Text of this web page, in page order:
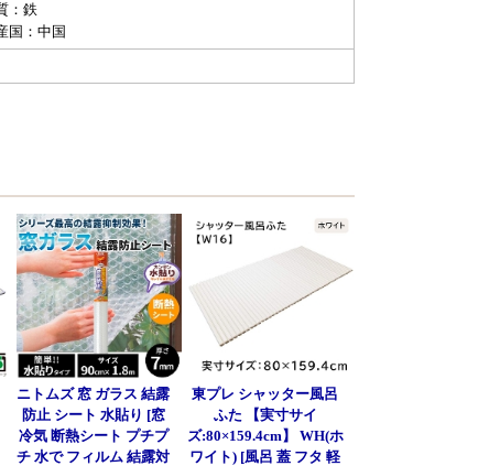
：鉄
国：中国
ニトムズ 窓 ガラス 結露
防止 シート 水貼り [窓
冷気 断熱シート プチプ
チ 水で フィルム 結露対
東プレ シャッター風呂
ふた 【実寸サイ
ズ:80×159.4cm】 WH(ホ
ワイト) [風呂 蓋 フタ 軽